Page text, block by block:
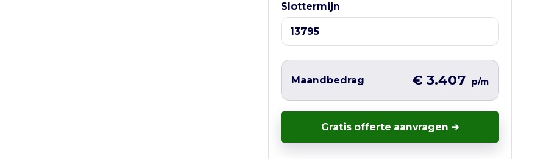
Slottermijn
Maandbedrag € 3.407 p/m
Gratis offerte aanvragen ➜